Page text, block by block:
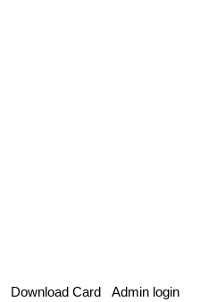
Download Card Admin login